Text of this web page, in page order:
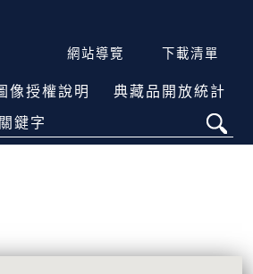
網站導覽 下載清單
像授權說明 典藏品開放統計
鍵字